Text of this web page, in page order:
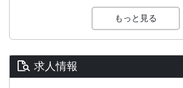
もっと見る
求人情報